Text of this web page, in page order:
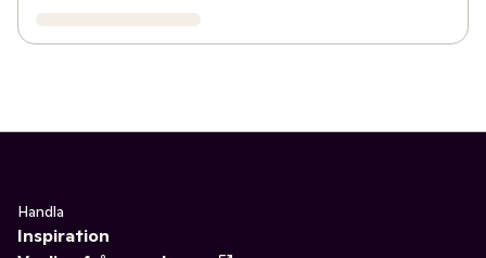
Handla
Inspiration